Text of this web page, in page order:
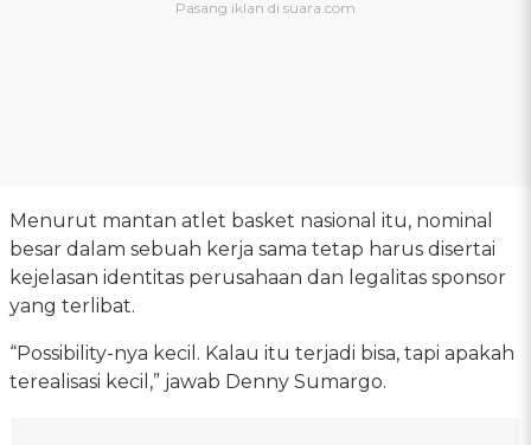
Menurut mantan atlet basket nasional itu, nominal
besar dalam sebuah kerja sama tetap harus disertai
kejelasan identitas perusahaan dan legalitas sponsor
yang terlibat.
“Possibility-nya kecil. Kalau itu terjadi bisa, tapi apakah
terealisasi kecil,” jawab Denny Sumargo.